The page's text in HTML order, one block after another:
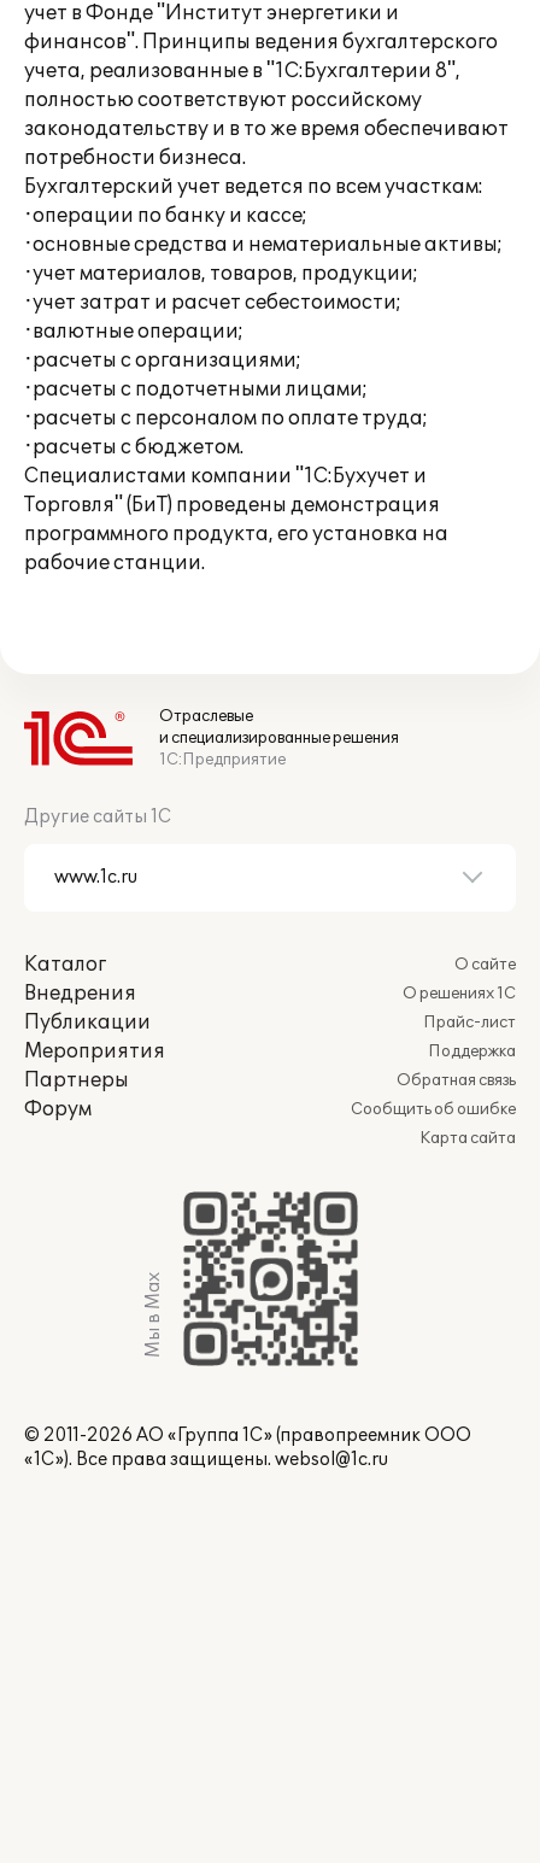
учет в Фонде "Институт энергетики и
финансов". Принципы ведения бухгалтерского
учета, реализованные в "1С:Бухгалтерии 8",
полностью соответствуют российскому
законодательству и в то же время обеспечивают
потребности бизнеса.
Бухгалтерский учет ведется по всем участкам:
·операции по банку и кассе;
·основные средства и нематериальные активы;
·учет материалов, товаров, продукции;
·учет затрат и расчет себестоимости;
·валютные операции;
·расчеты с организациями;
·расчеты с подотчетными лицами;
·расчеты с персоналом по оплате труда;
·расчеты с бюджетом.
Специалистами компании "1С:Бухучет и
Торговля" (БиТ) проведены демонстрация
программного продукта, его установка на
рабочие станции.
Отраслевые
и специализированные решения
1С:Предприятие
Другие сайты 1С
Каталог
Внедрения
Публикации
Мероприятия
Партнеры
Форум
О сайте
О решениях 1С
Прайс-лист
Поддержка
Обратная связь
Сообщить об ошибке
Карта сайта
Мы в Max
© 2011-2026 АО «Группа 1С» (правопреемник ООО
«1С»). Все права защищены. websol@1c.ru